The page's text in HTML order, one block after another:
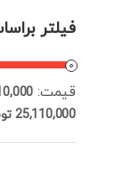
فیلتر
حداقل
قیمت
حداكثر
قيمت
قيمت: 810,000
25,110,000 تومان